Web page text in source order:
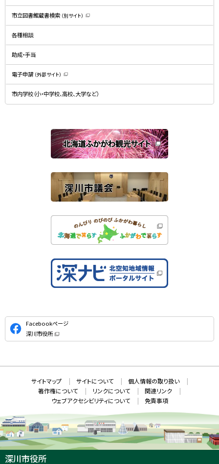
新
規
ウ
ン
で
す
市立図書館蔵書検索 （別サイト）
新
ン
で
す
）
各種相談
助成・手当
電子申請 （外部サイト）
新
規
ウ
ン
開
き
ま
す
）
市内学校（小・中学校、高校、大学など）
公
式
S
Facebookページ
深川市役所
（
ン
で
開
き
ま
す
メ
ニ
ュ
ー
報
サイトマップ サイトについて
個人情報の取り扱い
著作権について
リンクについて
関連リンク
ウェブアクセシビリティについて
免責事項
深川市役所